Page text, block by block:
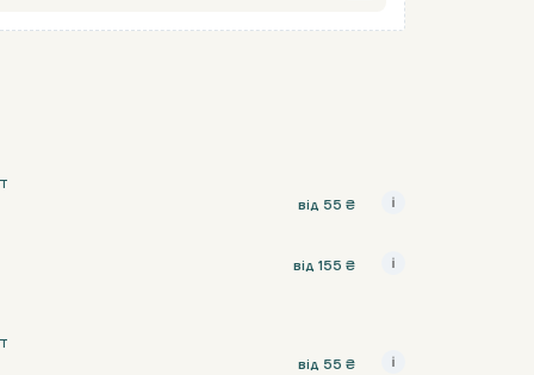
від 55 ₴
від 155 ₴
від 55 ₴